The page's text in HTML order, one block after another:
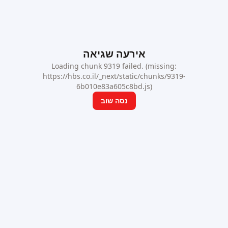
אירעה שגיאה
Loading chunk 9319 failed. (missing:
https://hbs.co.il/_next/static/chunks/9319-
6b010e83a605c8bd.js)